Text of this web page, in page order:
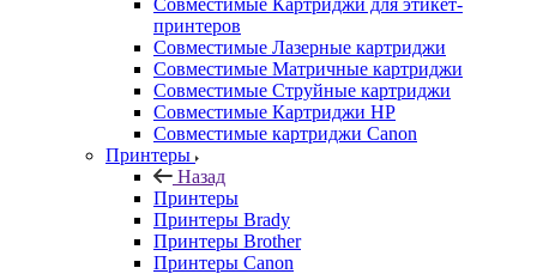
Совместимые Картриджи для этикет-
принтеров
Совместимые Лазерные картриджи
Совместимые Матричные картриджи
Совместимые Струйные картриджи
Совместимые Картриджи HP
Совместимые картриджи Canon
Принтеры
Назад
Принтеры
Принтеры Brady
Принтеры Brother
Принтеры Canon